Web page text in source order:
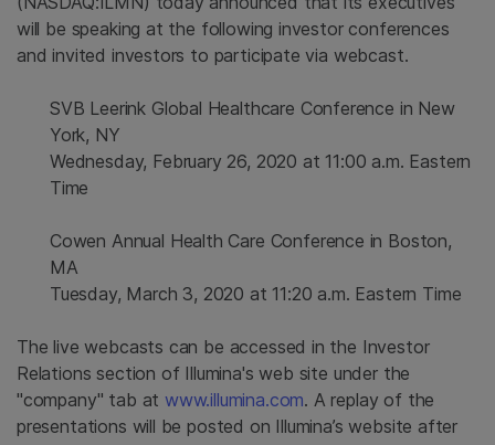
will be speaking at the following investor conferences
and invited investors to participate via webcast.
SVB Leerink Global Healthcare Conference in New
York, NY
Wednesday, February 26, 2020 at 11:00 a.m. Eastern
Time
Cowen Annual Health Care Conference in Boston,
MA
Tuesday, March 3, 2020 at 11:20 a.m. Eastern Time
The live webcasts can be accessed in the Investor
Relations section of Illumina's web site under the
"company" tab atwww.illumina.com. A replay of the
presentations will be posted on Illumina’s website after